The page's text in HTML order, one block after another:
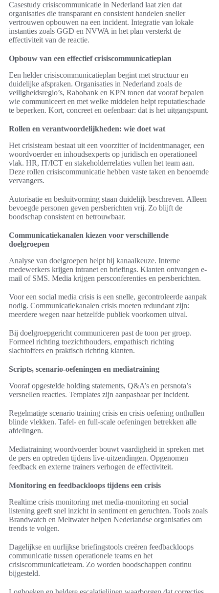
Casestudy crisiscommunicatie in Nederland laat zien dat
organisaties die transparant en consistent handelen sneller
vertrouwen opbouwen na een incident. Integratie van lokale
instanties zoals GGD en NVWA in het plan versterkt de
effectiviteit van de reactie.
Opbouw van een effectief crisiscommunicatieplan
Een helder crisiscommunicatieplan begint met structuur en
duidelijke afspraken. Organisaties in Nederland zoals de
veiligheidsregio’s, Rabobank en KPN tonen dat vooraf bepalen
wie communiceert en met welke middelen helpt reputatieschade
te beperken. Kort, concreet en oefenbaar: dat is het uitgangspunt.
Rollen en verantwoordelijkheden: wie doet wat
Het crisisteam bestaat uit een voorzitter of incidentmanager, een
woordvoerder en inhoudsexperts op juridisch en operationeel
vlak. HR, IT/ICT en stakeholderrelaties vullen het team aan.
Deze rollen crisiscommunicatie hebben vaste taken en benoemde
vervangers.
Autorisatie en besluitvorming staan duidelijk beschreven. Alleen
bevoegde personen geven persberichten vrij. Zo blijft de
boodschap consistent en betrouwbaar.
Communicatiekanalen kiezen voor verschillende
doelgroepen
Analyse van doelgroepen helpt bij kanaalkeuze. Interne
medewerkers krijgen intranet en briefings. Klanten ontvangen e-
mail of SMS. Media krijgen persconferenties en persberichten.
Voor een social media crisis is een snelle, gecontroleerde aanpak
nodig. Communicatiekanalen crisis moeten redundant zijn:
meerdere wegen naar hetzelfde publiek voorkomen uitval.
Bij doelgroepgericht communiceren past de toon per groep.
Formeel richting toezichthouders, empathisch richting
slachtoffers en praktisch richting klanten.
Scripts, scenario-oefeningen en mediatraining
Vooraf opgestelde holding statements, Q&A’s en persnota’s
versnellen reacties. Templates zijn aanpasbaar per incident.
Regelmatige scenario training crisis en crisis oefening onthullen
blinde vlekken. Tafel- en full-scale oefeningen betrekken alle
afdelingen.
Mediatraining woordvoerder bouwt vaardigheid in spreken met
de pers en optreden tijdens live-uitzendingen. Opgenomen
feedback en externe trainers verhogen de effectiviteit.
Monitoring en feedbackloops tijdens een crisis
Realtime crisis monitoring met media-monitoring en social
listening geeft snel inzicht in sentiment en geruchten. Tools zoals
Brandwatch en Meltwater helpen Nederlandse organisaties om
trends te volgen.
Dagelijkse en uurlijkse briefingstools creëren feedbackloops
communicatie tussen operationele teams en het
crisiscommunicatieteam. Zo worden boodschappen continu
bijgesteld.